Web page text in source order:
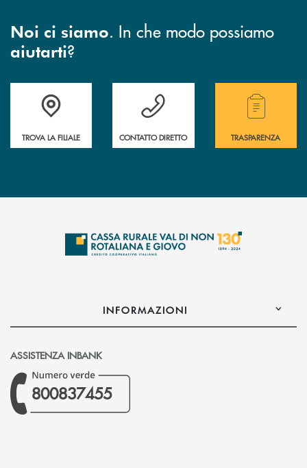
Noi ci siamo. In che modo possiamo
aiutarti?
Accedi all' elenco completo di indirizzo, telefono e mail delle nostre
TROVA LA FILIALE
Hai bisogno di assistenza immediata?
CONTATTO DIRETTO
Hai bisogno di
TRASPARENZA
INFORMAZIONI
ASSISTENZA INBANK
800837455